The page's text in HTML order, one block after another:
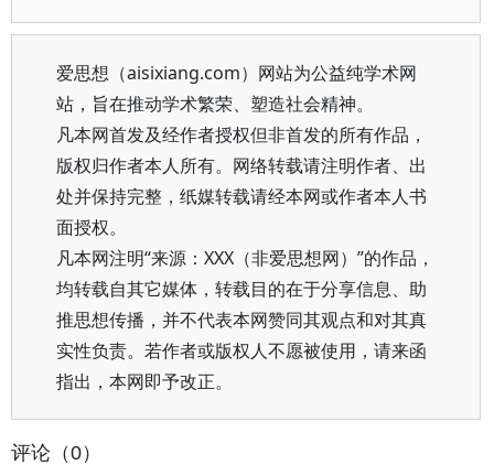
爱思想（aisixiang.com）网站为公益纯学术网
站，旨在推动学术繁荣、塑造社会精神。
凡本网首发及经作者授权但非首发的所有作品，
版权归作者本人所有。网络转载请注明作者、出
处并保持完整，纸媒转载请经本网或作者本人书
面授权。
凡本网注明“来源：XXX（非爱思想网）”的作品，
均转载自其它媒体，转载目的在于分享信息、助
推思想传播，并不代表本网赞同其观点和对其真
实性负责。若作者或版权人不愿被使用，请来函
指出，本网即予改正。
评论（0）